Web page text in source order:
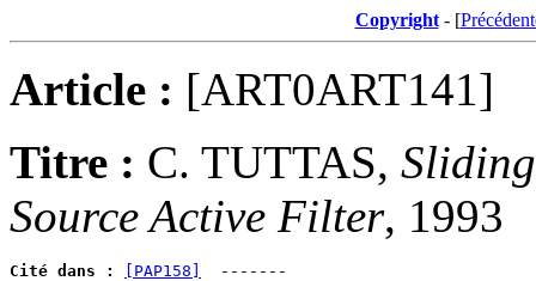
Copyright- [
Article : [ART0ART141]
Titre : C. TUTTAS,
Source Active Filter, 1993
Cité dans : [PAP158]